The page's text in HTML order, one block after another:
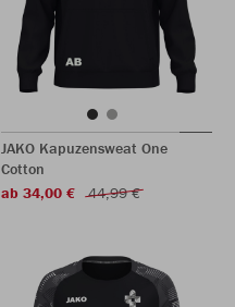
JAKO Kapuzensweat One
Cotton
ab 34,00 €
44,99 €